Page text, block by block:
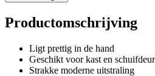
Productomschrijving
Ligt prettig in de hand
Geschikt voor kast en schuifdeur
Strakke moderne uitstraling